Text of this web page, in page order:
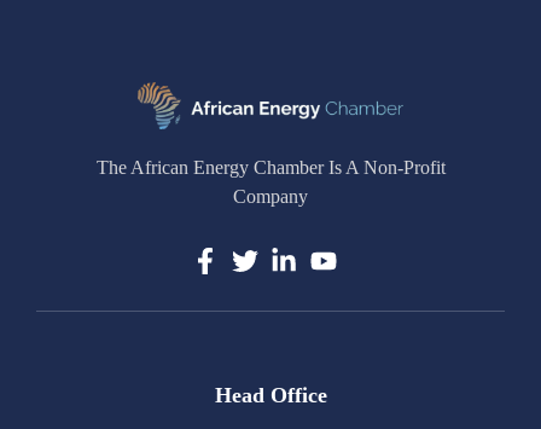
The African Energy Chamber Is A Non-Profit
Company
Head Office